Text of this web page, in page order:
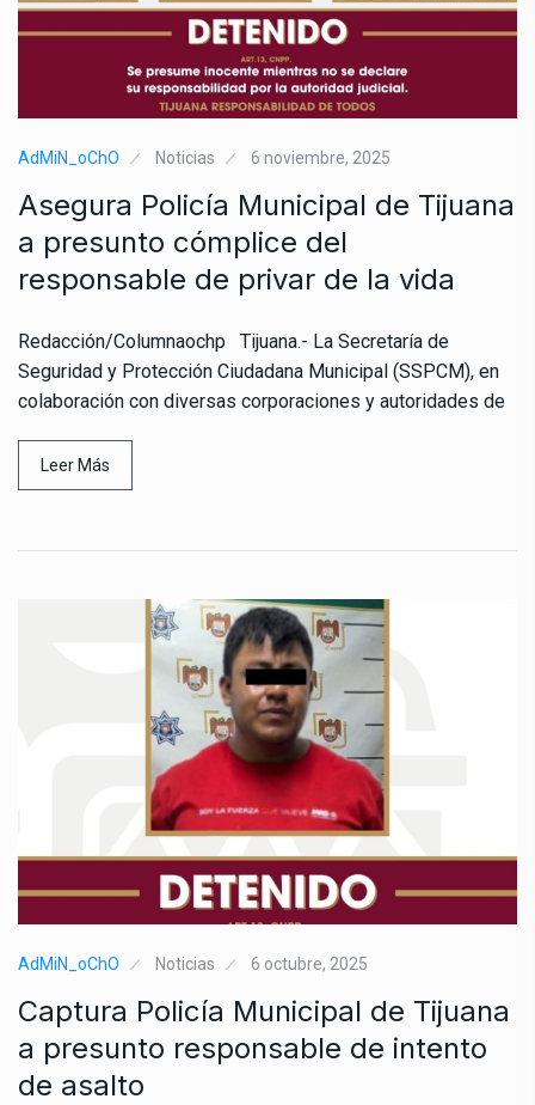
AdMiN_oChO Noticias 6 noviembre, 2025
Asegura Policía Municipal de Tijuana
a presunto cómplice del
responsable de privar de la vida
Redacción/Columnaochp Tijuana.- La Secretaría de
Seguridad y Protección Ciudadana Municipal (SSPCM), en
colaboración con diversas corporaciones y autoridades de
Leer Más
AdMiN_oChO Noticias 6 octubre, 2025
Captura Policía Municipal de Tijuana
a presunto responsable de intento
de asalto